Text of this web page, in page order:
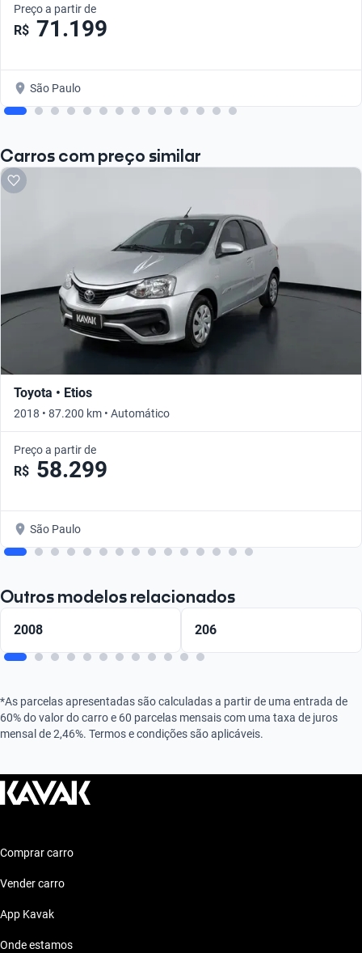
Preço a partir de
R$ 71.199
São Paulo
Carros com preço similar
Toyota • Etios
2018 • 87.200 km • Automático
Preço a partir de
R$ 58.299
São Paulo
Outros modelos relacionados
2008 206
*As parcelas apresentadas são calculadas a partir de uma entrada de
60% do valor do carro e 60 parcelas mensais com uma taxa de juros
mensal de 2,46%. Termos e condições são aplicáveis.
Comprar carro
Vender carro
App Kavak
Onde estamos